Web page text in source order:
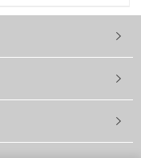


